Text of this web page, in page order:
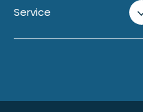
Service